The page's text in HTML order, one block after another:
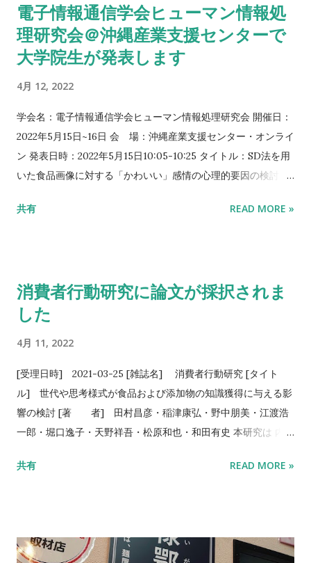
（立命館大学 食マネジメント学部 食マネジメント学科 教授）
15：25 ～16：05 フードテックと食農倫理学 太田 和彦 氏（南
山大学 総合政策学部・総合政策学科 准教授） 16：05～16：30
電子情報通信学会ヒューマン情報処
理研究会＠沖縄産業支援センターで
大学院生が発表します
4月 12, 2022
学会名：電子情報通信学会ヒューマン情報処理研究会 開催日：
2022年5月15日~16日 会 場：沖縄産業支援センター・オンライ
ン 発表日時：2022年5月15日10:05-10:25 タイトル：SD法を用
いた食品画像に対する「かわいい」感情の心理的要因の検討 発
ール
共有 READ MORE »
消費者行動研究に論文が採択されま
した
4月 11, 2022
[受理日時] 2021-03-25 [雑誌名] 消費者行動研究 [タイト
ル] 世代や思考様式が食品および添加物の知識獲得に与える影
響の検討 [著 者] 田村昌彦・稲津康弘・野中朋美・江渡浩
一郎・堀口逸子・天野祥吾・松原和也・和田有史 本研究は 内閣
及び令和３年度食品健康影響評価技術研究：認知心理学を応用
共有 READ MORE »